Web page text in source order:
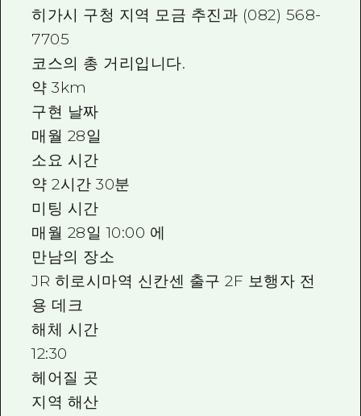
히가시 구청 지역 모금 추진과 (082) 568-
7705
코스의 총 거리입니다.
약 3km
구현 날짜
매월 28일
소요 시간
약 2시간 30분
미팅 시간
매월 28일 10:00 에
만남의 장소
JR 히로시마역 신칸센 출구 2F 보행자 전
용 데크
해체 시간
12:30
헤어질 곳
지역 해산